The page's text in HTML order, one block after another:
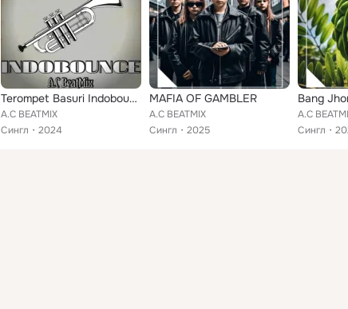
Terompet Basuri Indobounce
A.C BEATMIX
Сингл
2024
MAFIA OF GAMBLER
A.C BEATMIX
Сингл
2025
Bang
A.C
Сингл